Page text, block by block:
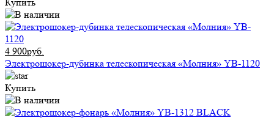
4 900руб.
Электрошокер-дубинка телескопическая «Молния» YB-1120
Купить